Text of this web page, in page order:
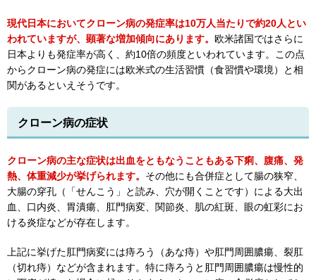
現代日本においてクローン病の発症率は10万人当たりで約20人とい
われていますが、顕著な増加傾向にあります。 欧米諸国ではさらに
日本よりも発症率が高く、約10倍の頻度といわれています。この点
からクローン病の発症には欧米式の生活習慣（食習慣や環境）と相
関があるといえそうです。
クローン病の症状
クローン病の主な症状は出血をともなうこともある下痢、腹痛、発
熱、体重減少が挙げられます。 その他にも合併症として腸の狭窄、
大腸の穿孔（「せんこう」と読み、穴が開くことです）による大出
血、口内炎、胃潰瘍、肛門病変、関節炎、肌の紅斑、眼の虹彩にお
ける炎症などが存在します。
上記に挙げた肛門病変には痔ろう（あな痔）や肛門周囲膿瘍、裂肛
（切れ痔）などが含まれます。特に痔ろうと肛門周囲膿瘍は慢性的